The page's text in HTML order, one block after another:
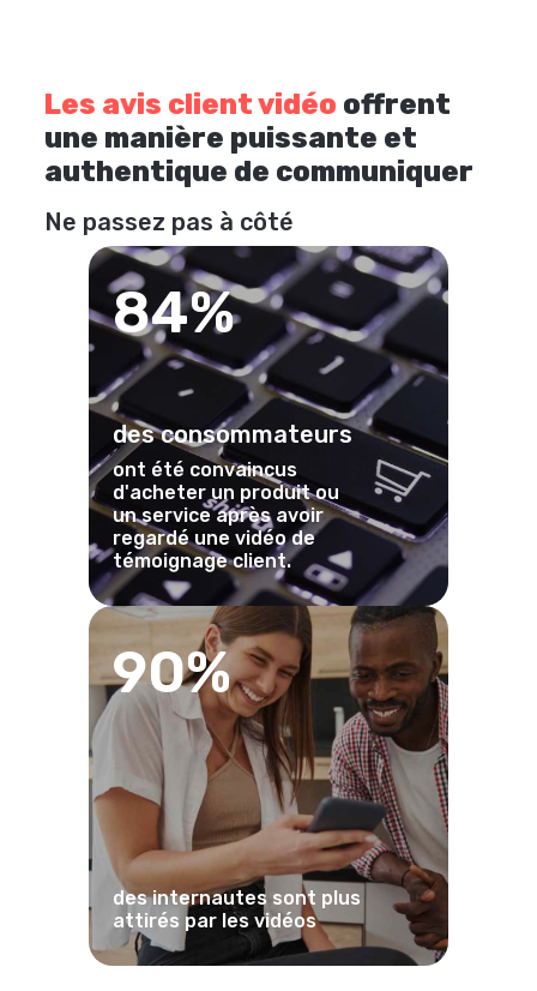
Les avis client vidéo offrent
une manière puissante et
authentique de communiquer
Ne passez pas à côté
84%
des consommateurs
ont été convaincus
d'acheter un produit ou
un service après avoir
regardé une vidéo de
témoignage client.
90%
des internautes sont plus
attirés par les vidéos